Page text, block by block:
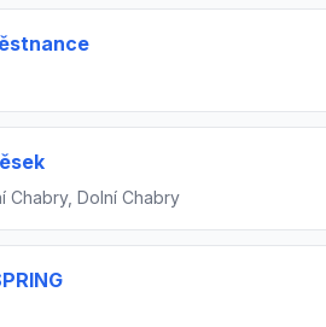
Chabry, Dolní Chabry